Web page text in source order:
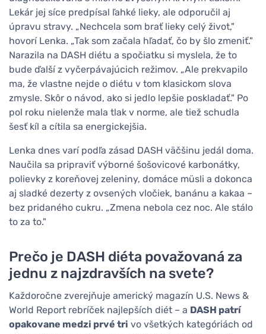
Lekár jej síce predpísal ľahké lieky, ale odporučil aj
úpravu stravy. „Nechcela som brať lieky celý život,"
hovorí Lenka. „Tak som začala hľadať, čo by šlo zmeniť."
Narazila na DASH diétu a spočiatku si myslela, že to
bude ďalší z vyčerpávajúcich režimov. „Ale prekvapilo
ma, že vlastne nejde o diétu v tom klasickom slova
zmysle. Skôr o návod, ako si jedlo lepšie poskladať." Po
pol roku nielenže mala tlak v norme, ale tiež schudla
šesť kíl a cítila sa energickejšia.
Lenka dnes varí podľa zásad DASH väčšinu jedál doma.
Naučila sa pripraviť výborné šošovicové karbonátky,
polievky z koreňovej zeleniny, domáce müsli a dokonca
aj sladké dezerty z ovsených vločiek, banánu a kakaa –
bez pridaného cukru. „Zmena nebola cez noc. Ale stálo
to za to."
Prečo je DASH diéta považovaná za
jednu z najzdravších na svete?
Každoročne zverejňuje americký magazín U.S. News &
World Report rebríček najlepších diét – a DASH patrí
opakovane medzi prvé tri vo všetkých kategóriách od